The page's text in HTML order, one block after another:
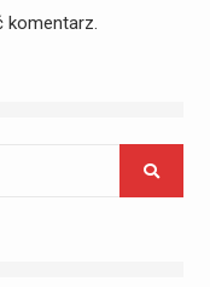
komentarz.